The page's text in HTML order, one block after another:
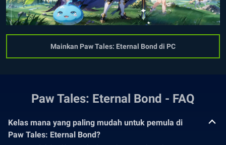
Mainkan Paw Tales: Eternal Bond di PC
Paw Tales: Eternal Bond - FAQ
Kelas mana yang paling mudah untuk pemula di
Paw Tales: Eternal Bond?